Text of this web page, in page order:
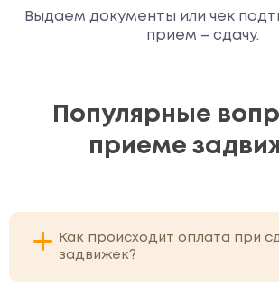
Выдаем документы или чек
прием – сдачу.
Популярные
приеме
Как происходит оплата при
задвижек?